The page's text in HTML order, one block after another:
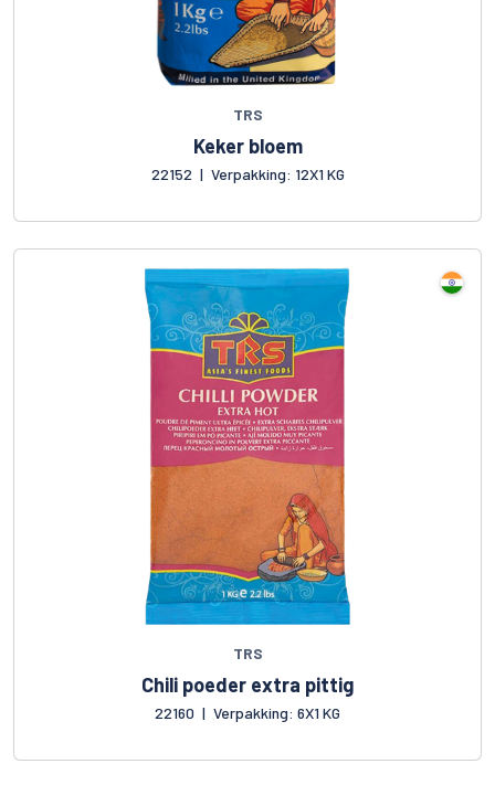
TRS
Keker bloem
22152 | Verpakking: 12X1 KG
TRS
Chili poeder extra pittig
22160 | Verpakking: 6X1 KG